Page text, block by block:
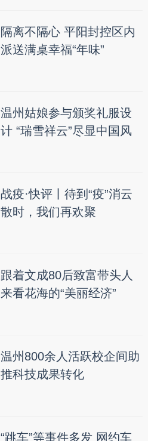
隔离不隔心 平阳封控区内
派送满桌幸福“年味”
温州姑娘参与颁奖礼服设
计 “瑞雪祥云”尽显中国风
战疫·快评丨待到“疫”消云
散时，我们再欢聚
跟着文成80后致富带头人
来看花海的“美丽经济”
温州800余人活跃校企间助
推科技成果转化
“跳车”等事件多发 网约车